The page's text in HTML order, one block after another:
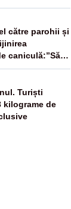
mai vedea
către parohii și
caniculă:”Să
în nevoie”
Turiști
kilograme de